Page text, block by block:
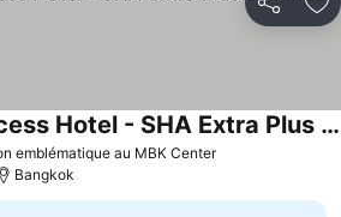
Partager
emblématique au MBK CenterConsulter les
Pathumwan Princess Hotel - SHA Extra Plus Certified
Bangkok